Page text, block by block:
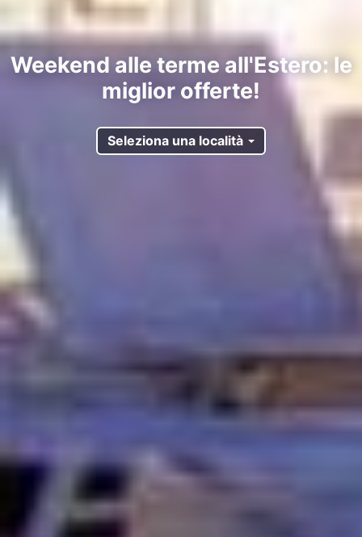
Weekend alle terme all'Estero: le
miglior offerte!
Seleziona una località